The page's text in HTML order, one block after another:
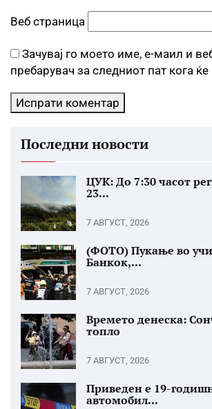
Веб страница
Зачувај го моето име, е-маил и
пребарувач за следниот пат кога
Последни новости
ЦУК: До 7:30 часот
23...
7 АВГУСТ, 2026
(ФОТО) Пукање во
Банкок,...
7 АВГУСТ, 2026
Времето денеска:
топло
7 АВГУСТ, 2026
Приведен е 19-
автомобил...